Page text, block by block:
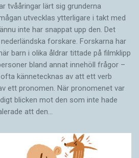
tvååringar lärt sig grunderna
utvecklas ytterligare i takt med
inte har snappat upp den. Det
forskare. Forskarna har
barn i olika åldrar tittade på filmklipp
bland annat innehöll frågor –
kännetecknas av att ett verb
ett pronomen. När pronomenet var
blicken mot den som inte hade
att den…